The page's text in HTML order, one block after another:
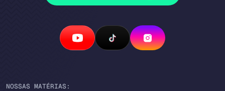
NOSSAS MATÉRIAS: